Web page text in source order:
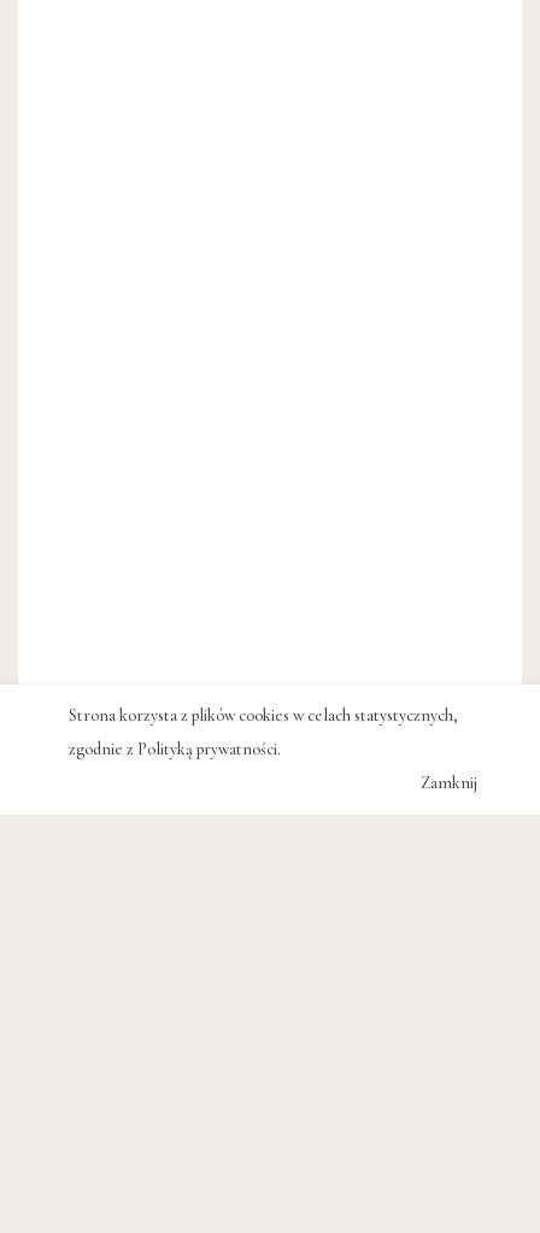
Strona korzysta z plików cookies w celach statystycznych,
zgodnie z Polityką prywatności.
Zamknij